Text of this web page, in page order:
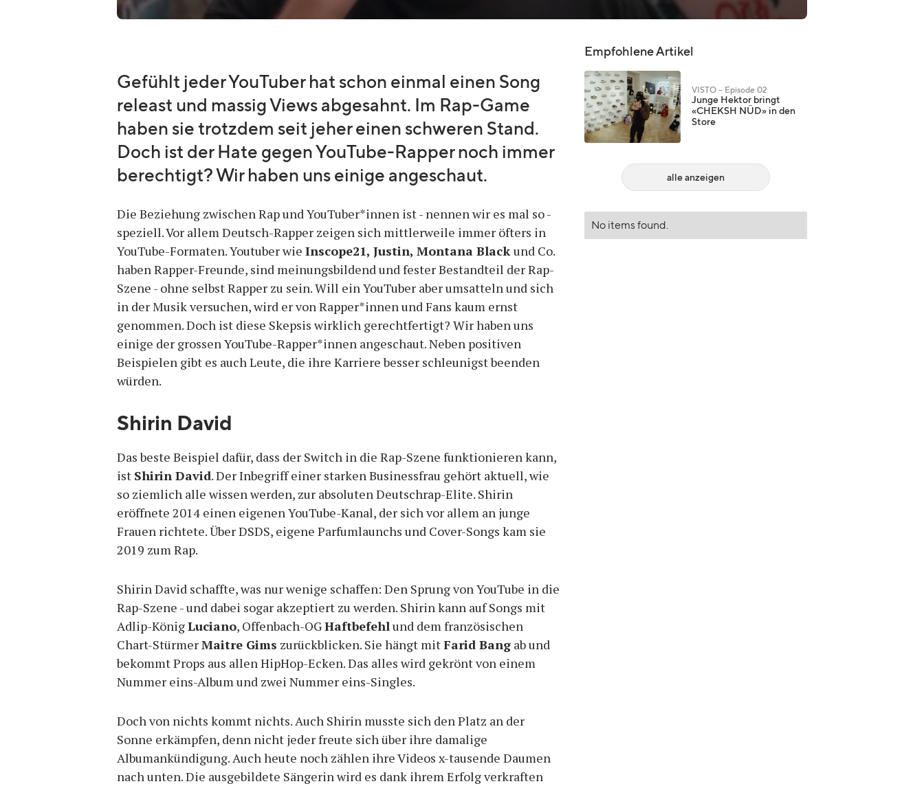
Gefühlt jeder YouTuber hat schon einmal einen Song
releast und massig Views abgesahnt. Im Rap-Game
haben sie trotzdem seit jeher einen schweren Stand.
Doch ist der Hate gegen YouTube-Rapper noch immer
berechtigt? Wir haben uns einige angeschaut.
Die Beziehung zwischen Rap und YouTuber*innen ist - nennen wir es mal so -
speziell. Vor allem Deutsch-Rapper zeigen sich mittlerweile immer öfters in
YouTube-Formaten. Youtuber wie Inscope21, Justin, Montana Blackund Co.
haben Rapper-Freunde, sind meinungsbildend und fester Bestandteil der Rap-
Szene - ohne selbst Rapper zu sein. Will ein YouTuber aber umsatteln und sich
in der Musik versuchen, wird er von Rapper*innen und Fans kaum ernst
genommen. Doch ist diese Skepsis wirklich gerechtfertigt? Wir haben uns
einige der grossen YouTube-Rapper*innen angeschaut. Neben positiven
Beispielen gibt es auch Leute, die ihre Karriere besser schleunigst beenden
würden.
Shirin David
Das beste Beispiel dafür, dass der Switch in die Rap-Szene funktionieren kann,
ist Shirin David. Der Inbegriff einer starken Businessfrau gehört aktuell, wie
so ziemlich alle wissen werden, zur absoluten Deutschrap-Elite. Shirin
eröffnete 2014 einen eigenen YouTube-Kanal, der sich vor allem an junge
Frauen richtete. Über DSDS, eigene Parfumlaunchs und Cover-Songs kam sie
2019 zum Rap.
Shirin David schaffte, was nur wenige schaffen: Den Sprung von YouTube in die
Rap-Szene - und dabei sogar akzeptiert zu werden. Shirin kann auf Songs mit
Adlip-KönigLuciano, Offenbach-OGHaftbefehlund dem französischen
Chart-StürmerMaitre Gims zurückblicken. Sie hängt mitFarid Bang ab und
bekommt Props aus allen HipHop-Ecken. Das alles wird gekrönt von einem
Nummer eins-Album und zwei Nummer eins-Singles.
Doch von nichts kommt nichts. Auch Shirin musste sich den Platz an der
Sonne erkämpfen, denn nicht jeder freute sich über ihre damalige
Albumankündigung. Auch heute noch zählen ihre Videos x-tausende Daumen
nach unten. Die ausgebildete Sängerin wird es dank ihrem Erfolg verkraften
Empfohlene Artikel
VISTO – Episode 02
Junge Hektor bringt
«CHEKSH NÜD» in den
Store
alle anzeigen
No items found.